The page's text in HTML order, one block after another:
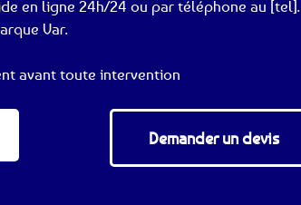
en ligne 24h/24 ou par téléphone au [tel].
Var.
avant toute intervention
Demander un devis